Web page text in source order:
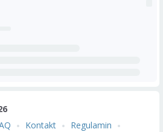
Kontakt
Regulamin